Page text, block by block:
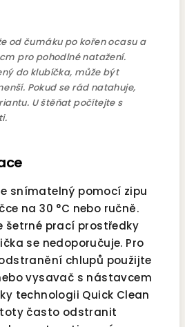
od čumáku po kořen ocasu a
pro pohodlné natažení.
do klubíčka, může být
Pokud se rád natahuje,
U štěňat počítejte s
snímatelný pomocí zipu
na 30 °C nebo ručně.
šetrné prací prostředky
se nedoporučuje. Pro
chlupů použijte
vysavač s nástavcem
technologii Quick Clean
často odstranit